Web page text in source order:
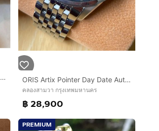
Tag Heuer Chronographs จับเวลา Quartz King Size ORIS Artix Pointer Day Date Automatic 42mm Black Dial MB01 755 7691 4054 07 8 21 80
คลองสามวา กรุงเทพมหานคร
฿ 28,900
PREMIUM